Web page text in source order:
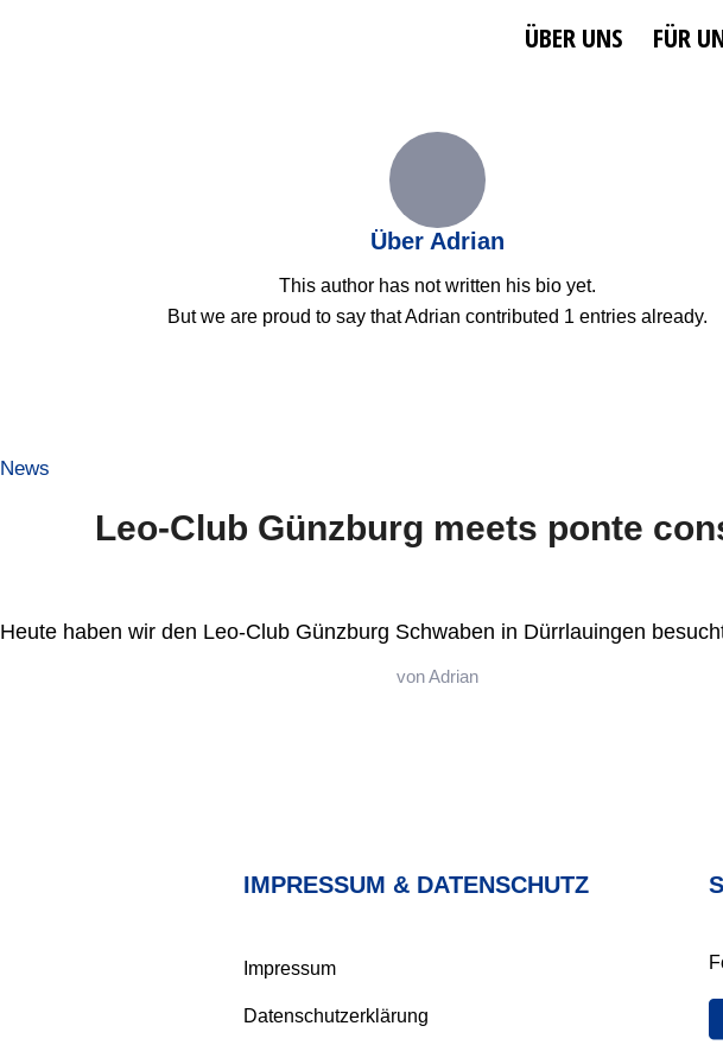
ÜBER UNS FÜR
Über Adrian
This author has not written his bio yet.
But we are proud to say thatAdrian contributed 1 entries already.
News
Leo-Club Günzburg meets ponte
Heute haben wir den Leo-Club Günzburg Schwaben in Dürrlauingen
vonAdrian
IMPRESSUM & DATENSCHUTZ
Impressum
Datenschutzerklärung